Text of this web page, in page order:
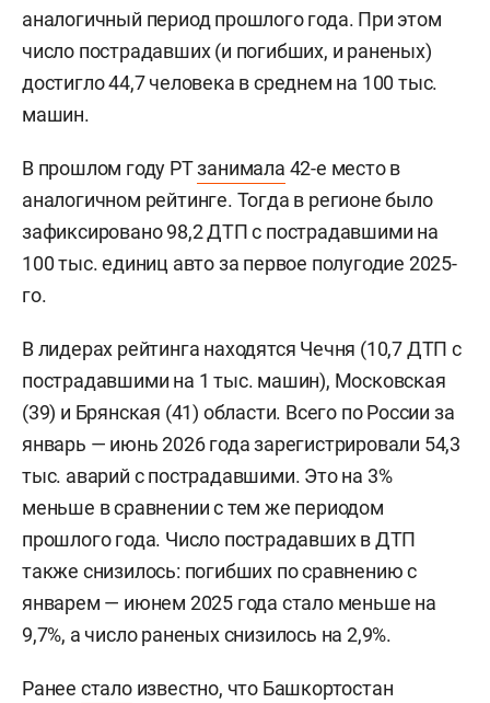
аналогичный период прошлого года. При этом
число пострадавших (и погибших, и раненых)
достигло 44,7 человека в среднем на 100 тыс.
машин.
В прошлом году РТзанимала 42-е место в
аналогичном рейтинге. Тогда в регионе было
зафиксировано 98,2 ДТП с пострадавшими на
100 тыс. единиц авто за первое полугодие 2025-
го.
В лидерах рейтинга находятся Чечня (10,7 ДТП с
пострадавшими на 1 тыс. машин), Московская
(39) и Брянская (41) области. Всего по России за
январь — июнь 2026 года зарегистрировали 54,3
тыс. аварий с пострадавшими. Это на 3%
меньше в сравнении с тем же периодом
прошлого года. Число пострадавших в ДТП
также снизилось: погибших по сравнению с
январем — июнем 2025 года стало меньше на
9,7%, а число раненых снизилось на 2,9%.
Ранее сталоизвестно, что Башкортостан